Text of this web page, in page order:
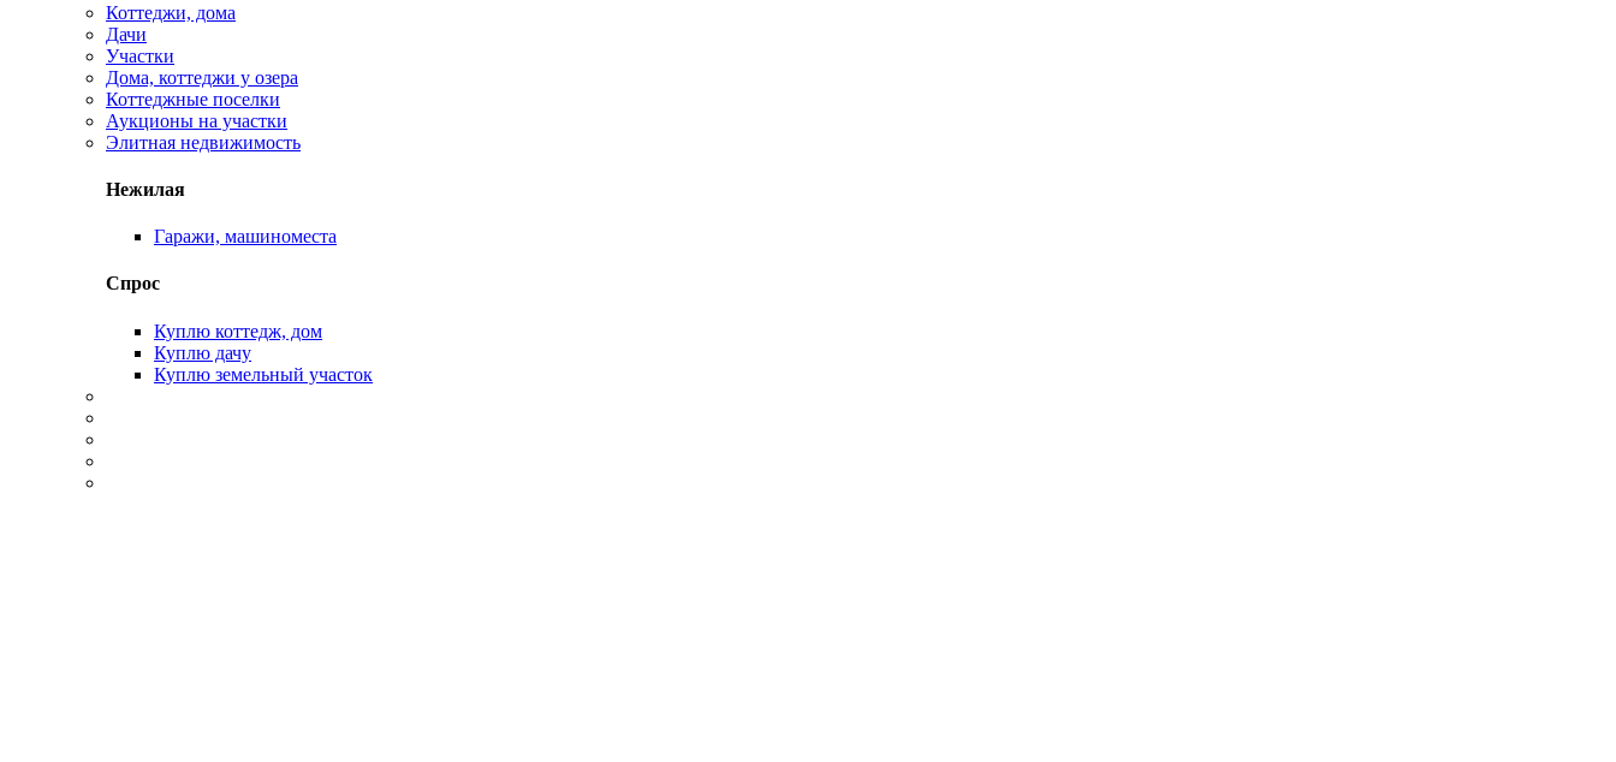
Коттеджи, дома
Дачи
Участки
Дома, коттеджи у озера
Коттеджные поселки
Аукционы на участки
Элитная недвижимость
Нежилая
Гаражи, машиноместа
Спрос
Куплю коттедж, дом
Куплю дачу
Куплю земельный участок